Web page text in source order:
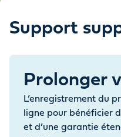
Support
Prolonger
L’enregistrement du
ligne pour bénéficier
et d’une garantie